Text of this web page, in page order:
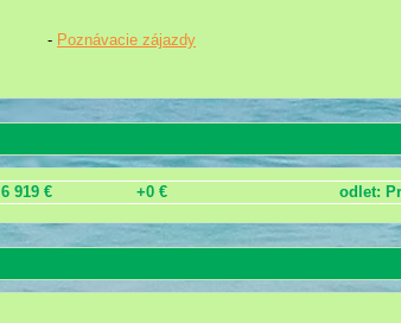
- Poznávacie zájazdy
6 919 € +0 € odlet: